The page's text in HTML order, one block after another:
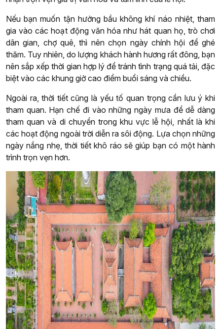
Nếu bạn muốn tận hưởng bầu không khí náo nhiệt, tham
gia vào các hoạt động văn hóa như hát quan họ, trò chơi
dân gian, chợ quê, thì nên chọn ngày chính hội để ghé
thăm. Tuy nhiên, do lượng khách hành hương rất đông, bạn
nên sắp xếp thời gian hợp lý để tránh tình trạng quá tải, đặc
biệt vào các khung giờ cao điểm buổi sáng và chiều.
Ngoài ra, thời tiết cũng là yếu tố quan trọng cần lưu ý khi
tham quan. Hạn chế đi vào những ngày mưa để dễ dàng
tham quan và di chuyển trong khu vực lễ hội, nhất là khi
các hoạt động ngoài trời diễn ra sôi động. Lựa chọn những
ngày nắng nhẹ, thời tiết khô ráo sẽ giúp bạn có một hành
trình trọn vẹn hơn.